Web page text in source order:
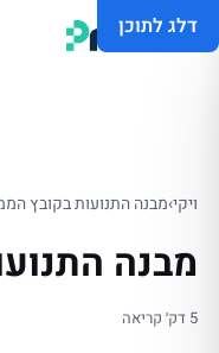
דלג לתוכן
ויקי›מבנה התנועות בקובץ
מבנה
5 דק׳ קריאה